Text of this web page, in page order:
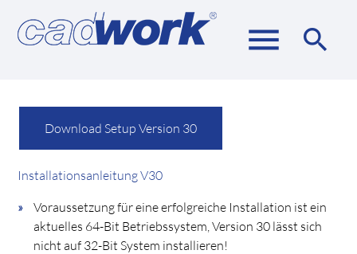
menu search
Suchbegriffe
Download Setup Version 30
Installationsanleitung V30
Voraussetzung für eine erfolgreiche Installation ist ein
aktuelles 64-Bit Betriebssystem, Version 30 lässt sich
nicht auf 32-Bit System installieren!